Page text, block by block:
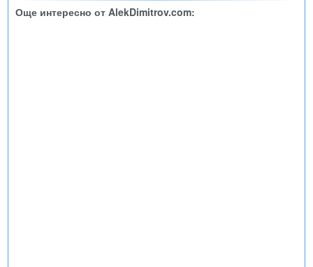
Още интересно от AlekDimitrov.com: